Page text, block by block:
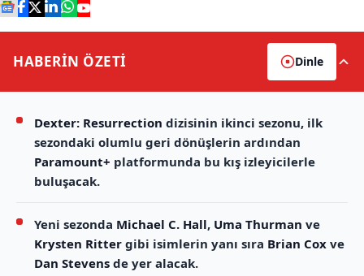
HABERİN ÖZETİ Dinle
Dexter: Resurrection dizisinin ikinci sezonu, ilk
sezondaki olumlu geri dönüşlerin ardından
Paramount+ platformunda bu kış izleyicilerle
buluşacak.
Yeni sezonda Michael C. Hall, Uma Thurman ve
Krysten Ritter gibi isimlerin yanı sıra Brian Cox ve
Dan Stevens de yer alacak.